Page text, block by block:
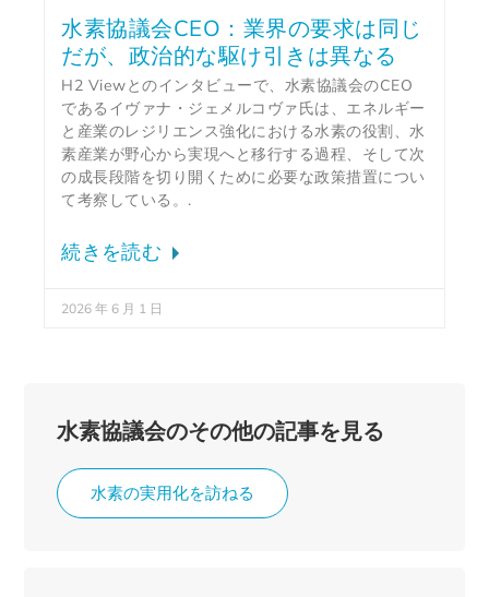
水素協議会CEO：業界の要求は同じ
だが、政治的な駆け引きは異なる
H2 Viewとのインタビューで、水素協議会のCEO
であるイヴァナ・ジェメルコヴァ氏は、エネルギー
と産業のレジリエンス強化における水素の役割、水
素産業が野心から実現へと移行する過程、そして次
の成長段階を切り開くために必要な政策措置につい
て考察している。.
続きを読む
2026 年 6 月 1 日
水素協議会のその他の記事を見る
水素の実用化を訪ねる